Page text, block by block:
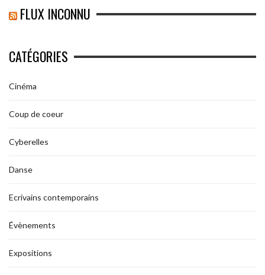
FLUX INCONNU
CATÉGORIES
Cinéma
Coup de coeur
Cyberelles
Danse
Ecrivains contemporains
Évènements
Expositions